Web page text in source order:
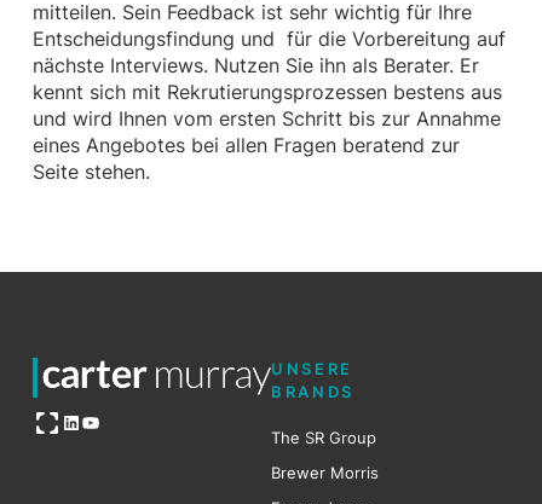
mitteilen. Sein Feedback ist sehr wichtig für Ihre
Entscheidungsfindung und für die Vorbereitung auf
nächste Interviews. Nutzen Sie ihn als Berater. Er
kennt sich mit Rekrutierungsprozessen bestens aus
und wird Ihnen vom ersten Schritt bis zur Annahme
eines Angebotes bei allen Fragen beratend zur
Seite stehen.
Open OG imageLinkedIn
YouTube
UNSERE
BRANDS
The SR Group
Brewer Morris